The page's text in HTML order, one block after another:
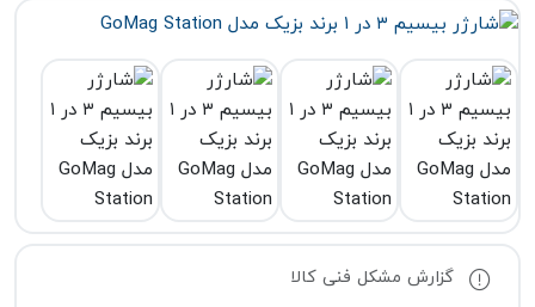
گزارش مشکل فنی کالا